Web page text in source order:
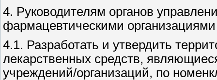
4. Руководителям органов
фармацевтическими
4.1. Разработать и утвердить
лекарственных средств,
учреждений/организаций, по